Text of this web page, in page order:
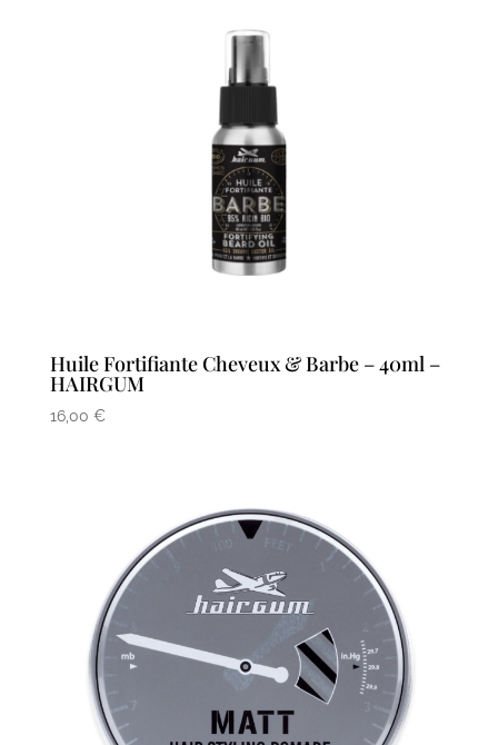
Huile Fortifiante Cheveux & Barbe – 40ml –
HAIRGUM
16,00 €